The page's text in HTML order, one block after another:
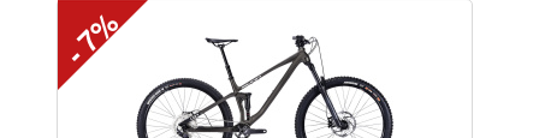
- 7%